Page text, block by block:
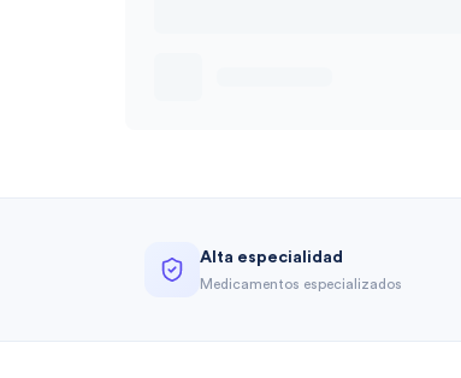
Alta especialidad
Medicamentos especializados